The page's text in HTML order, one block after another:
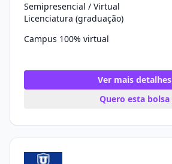
Semipresencial / Virtual
Licenciatura (graduação)
Campus 100% virtual
Ver mais detalhes
Quero esta bolsa